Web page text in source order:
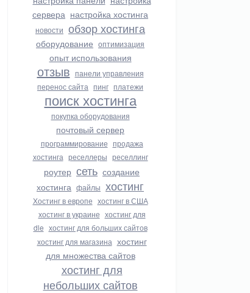
сервера настройка хостинга
новости обзор хостинга
оборудование оптимизация
опыт использования
отзыв панели управления
перенос сайта пинг платежи
поиск хостинга
покупка оборудования
почтовый сервер
программирование продажа
хостинга реселлеры реселлинг
роутер сеть создание
хостинга файлы хостинг
Хостинг в европе хостинг в США
хостинг в украине хостинг для
dle хостинг для больших сайтов
хостинг для магазина хостинг
для множества сайтов
хостинг для
небольших сайтов